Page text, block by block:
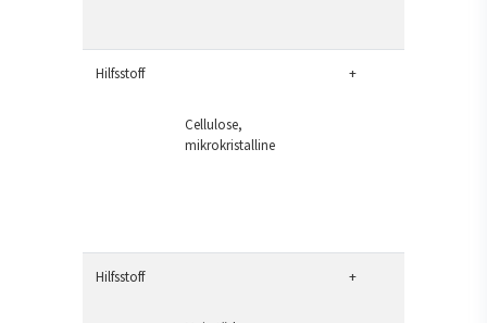
Hilfsstoff
Cellulose,
mikrokristalline
+
Hilfsstoff +